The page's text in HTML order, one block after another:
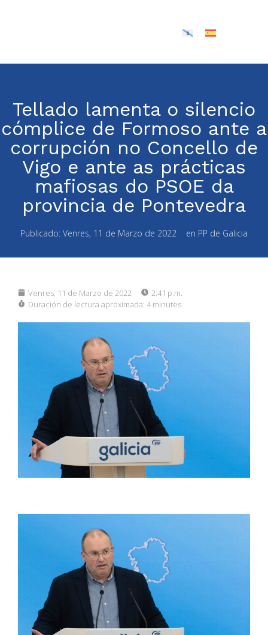
Tellado lamenta o silencio
cómplice de Formoso ante a
corrupción no Concello de
Vigo e ante as prácticas
mafiosas do PSOE da
provincia de Pontevedra
Publicado: Venres, 11 de Marzo de 2022 en PP de Galicia
Venres, 11 de Marzo de 2022
2:41 p.m.
Duración de lectura aproximada: 4 minutes